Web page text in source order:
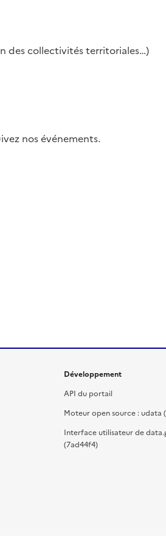
des collectivités territoriales…)
nos événements.
Développement
API du portail
Moteur open source : udata
Interface utilisateur de
(7ad44f4)